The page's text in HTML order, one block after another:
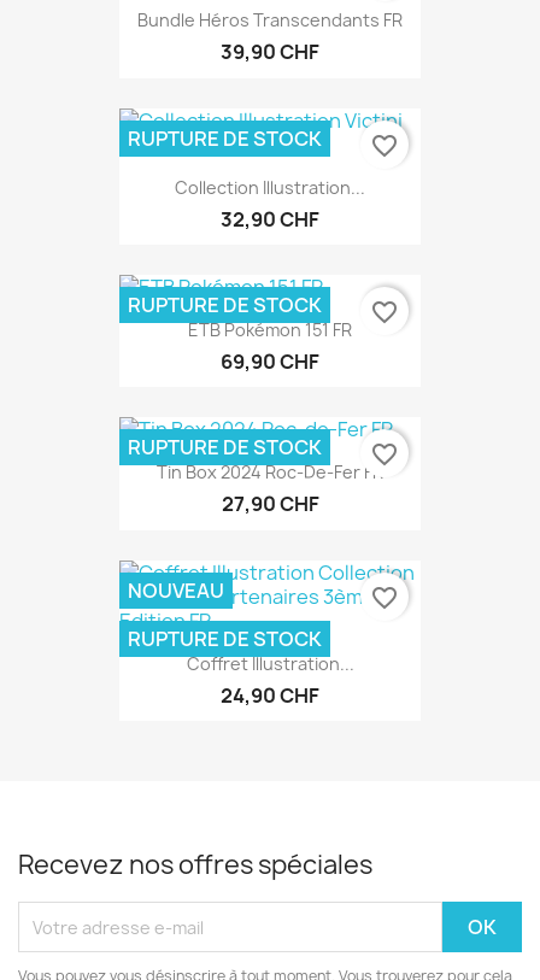
Bundle Héros Transcendants FR
39,90 CHF
Collection Illustration...
32,90 CHF
RUPTURE DE STOCK favorite_border
ETB Pokémon 151 FR
69,90 CHF
RUPTURE DE STOCK favorite_border
Tin Box 2024 Roc-De-Fer FR
27,90 CHF
RUPTURE DE STOCK favorite_border
Coffret Illustration...
24,90 CHF
NOUVEAU
RUPTURE DE STOCK
favorite_border
Recevez nos offres spéciales
Vous pouvez vous désinscrire à tout moment. Vous trouverez pour cela